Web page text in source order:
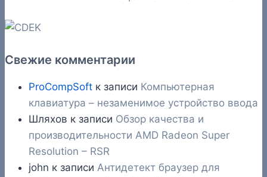
Свежие комментарии
ProCompSoft к записи Компьютерная
клавиатура – незаменимое устройство ввода
Шляхов к записи Обзор качества и
производительности AMD Radeon Super
Resolution – RSR
john к записи Антидетект браузер для